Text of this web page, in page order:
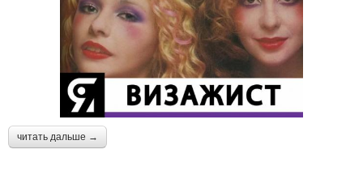
читать дальше →